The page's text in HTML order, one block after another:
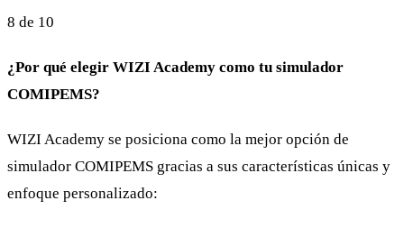
8 de 10
¿Por qué elegir WIZI Academy como tu simulador
COMIPEMS?
WIZI Academy se posiciona como la mejor opción de
simulador COMIPEMS gracias a sus características únicas y
enfoque personalizado: